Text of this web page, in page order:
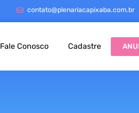
contato@plenariacapixaba.com.br
Fale Conosco Cadastre